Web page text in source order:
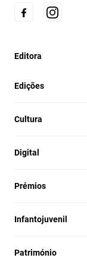
Editora
Edições
Cultura
Digital
Prémios
Infantojuvenil
Património